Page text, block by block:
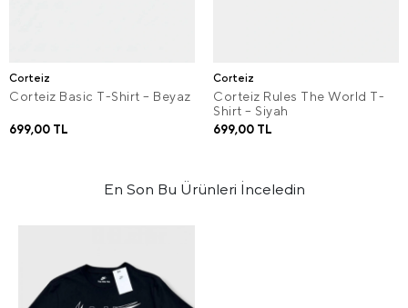
Corteiz
Corteiz Basic T-Shirt – Beyaz
699,00 TL
Corteiz
Corteiz Rules The World T-
Shirt – Siyah
699,00 TL
En Son Bu Ürünleri İnceledin